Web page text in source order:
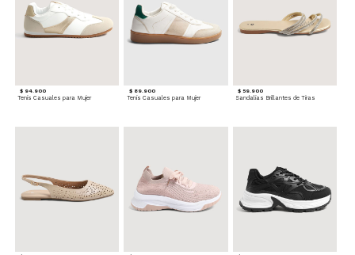
$ 94.900
Tenis Casuales para Mujer
$ 89.900
Tenis Casuales para Mujer
$ 59.900
Sandalias Brillantes de Tiras